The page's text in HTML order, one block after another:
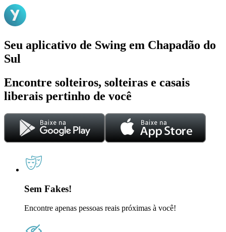
Seu aplicativo de Swing em Chapadão do
Sul
Encontre solteiros, solteiras e casais
liberais pertinho de você
Sem Fakes!
Encontre apenas pessoas reais próximas à você!